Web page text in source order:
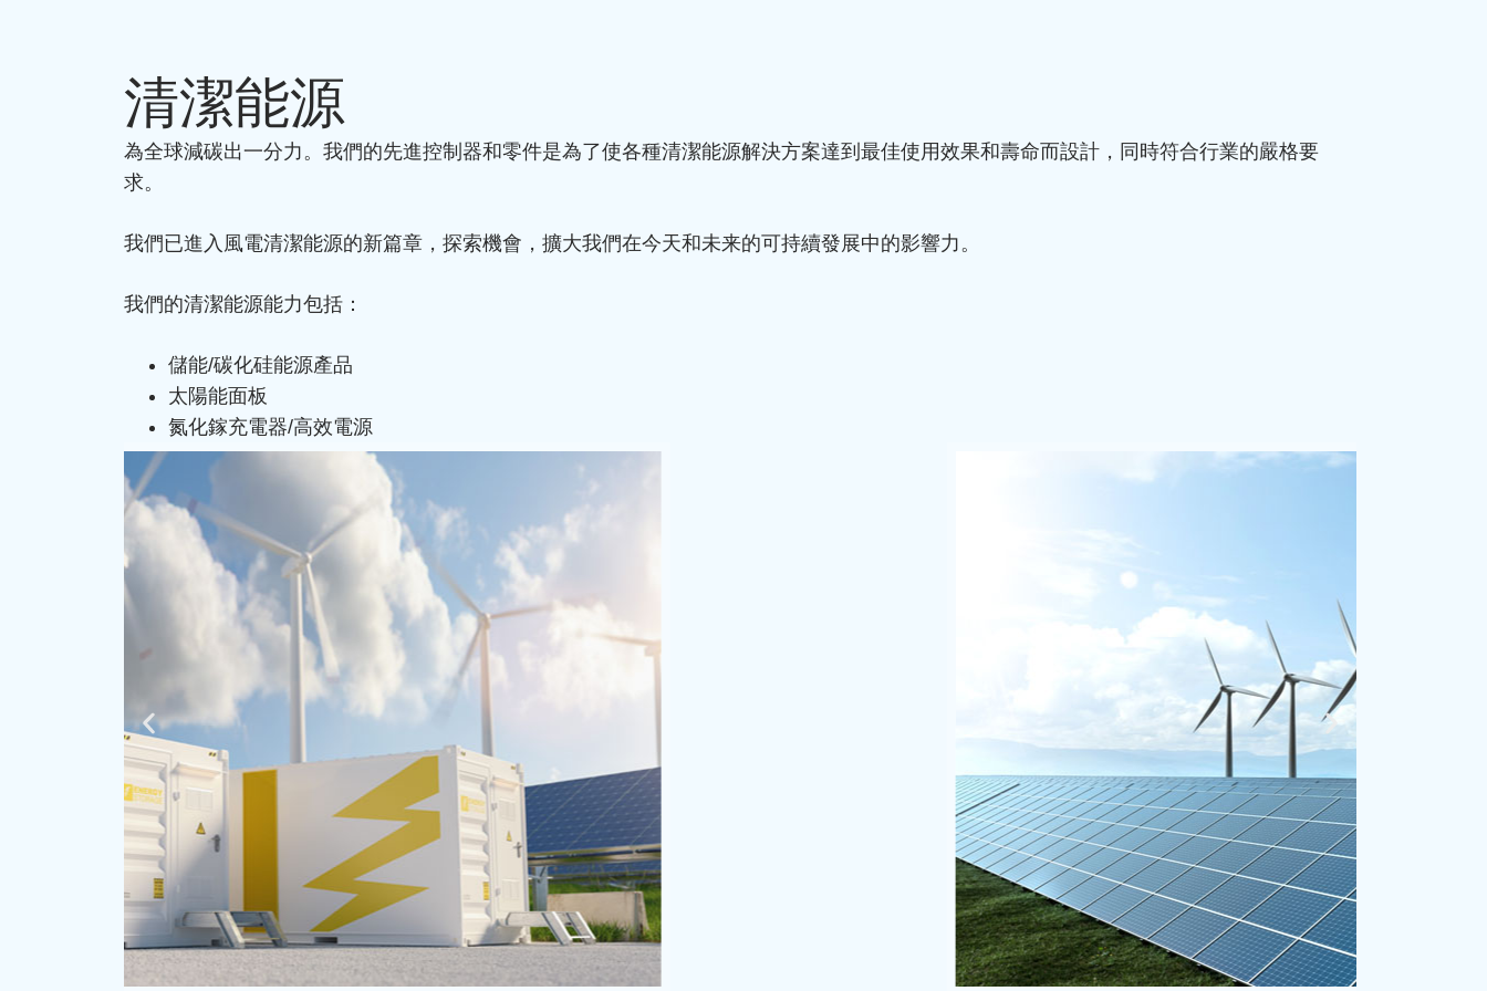
清潔能源
為全球減碳出一分力。我們的先進控制器和零件是為了使各種清潔能源解決方案達到最佳使用效果和壽命而設計，同時符合行業的嚴格要
求。
我們已進入風電清潔能源的新篇章，探索機會，擴大我們在今天和未来的可持續發展中的影響力。
我們的清潔能源能力包括：
儲能/碳化硅能源產品
太陽能面板
氮化鎵充電器/高效電源